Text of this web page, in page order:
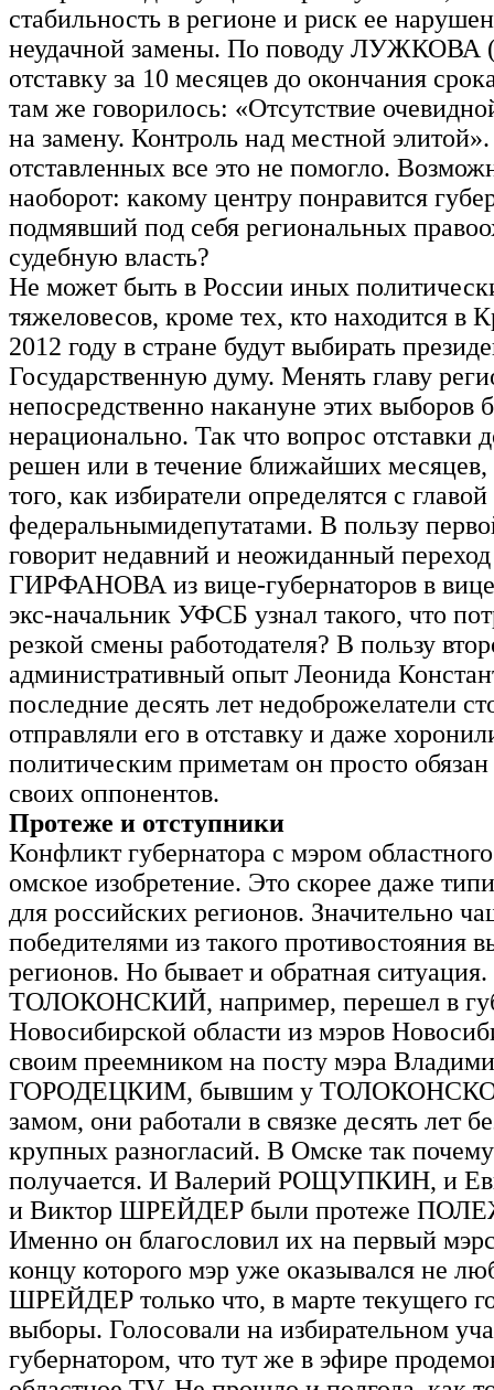
стабильность в регионе и риск ее
неудачной замены. По поводу ЛУЖКОВА
отставку за 10 месяцев до окончания
там же говорилось: «Отсутствие
на замену. Контроль над местной
отставленных все это не помогло.
наоборот: какому центру понравится
подмявший под себя региональных
судебную власть?
Не может быть в России иных
тяжеловесов, кроме тех, кто находится в
2012 году в стране будут выбирать
Государственную думу. Менять главу
непосредственно накануне этих выборов
нерационально. Так что вопрос отставки
решен или в течение ближайших
того, как избиратели определятся с
федеральнымидепутатами. В пользу
говорит недавний и неожиданный
ГИРФАНОВА из вице-губернаторов в
экс-начальник УФСБ узнал такого, что
резкой смены работодателя? В пользу
административный опыт Леонида
последние десять лет недоброжелатели
отправляли его в отставку и даже
политическим приметам он просто
своих оппонентов.
Протеже и отступники
Конфликт губернатора с мэром
омское изобретение. Это скорее даже
для российских регионов. Значительно
победителями из такого противостояния
регионов. Но бывает и обратная
ТОЛОКОНСКИЙ, например, перешел в
Новосибирской области из мэров
своим преемником на посту мэра
ГОРОДЕЦКИМ, бывшим у
замом, они работали в связке десять лет
крупных разногласий. В Омске так
получается. И Валерий РОЩУПКИН, и
и Виктор ШРЕЙДЕР были протеже
Именно он благословил их на первый
концу которого мэр уже оказывался не
ШРЕЙДЕР только что, в марте текущего
выборы. Голосовали на избирательном
губернатором, что тут же в эфире